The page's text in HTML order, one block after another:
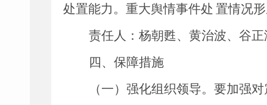
处置能力。重大舆情事件处 置情况
责任人：杨朝甦、黄治波、谷
四、保障措施
（一）强化组织领导。 要加强